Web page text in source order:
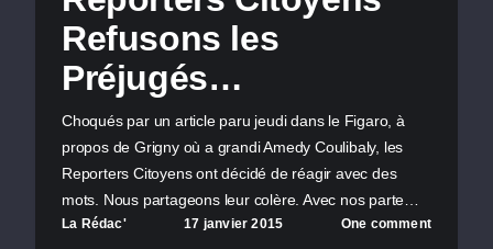
Refusons les
Préjugés…
Choqués par un article paru jeudi dans le Figaro, à
propos de Grigny où a grandi Amedy Coulibaly, les
Reporters Citoyens ont décidé de réagir avec des
mots. Nous partageons leur colère. Avec nos parte…
La Rédac' 17 janvier 2015 One comment